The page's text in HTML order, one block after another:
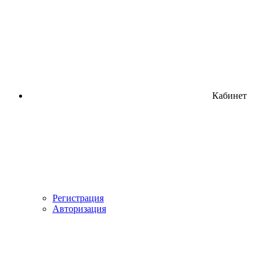
Кабинет
Регистрация
Авторизация